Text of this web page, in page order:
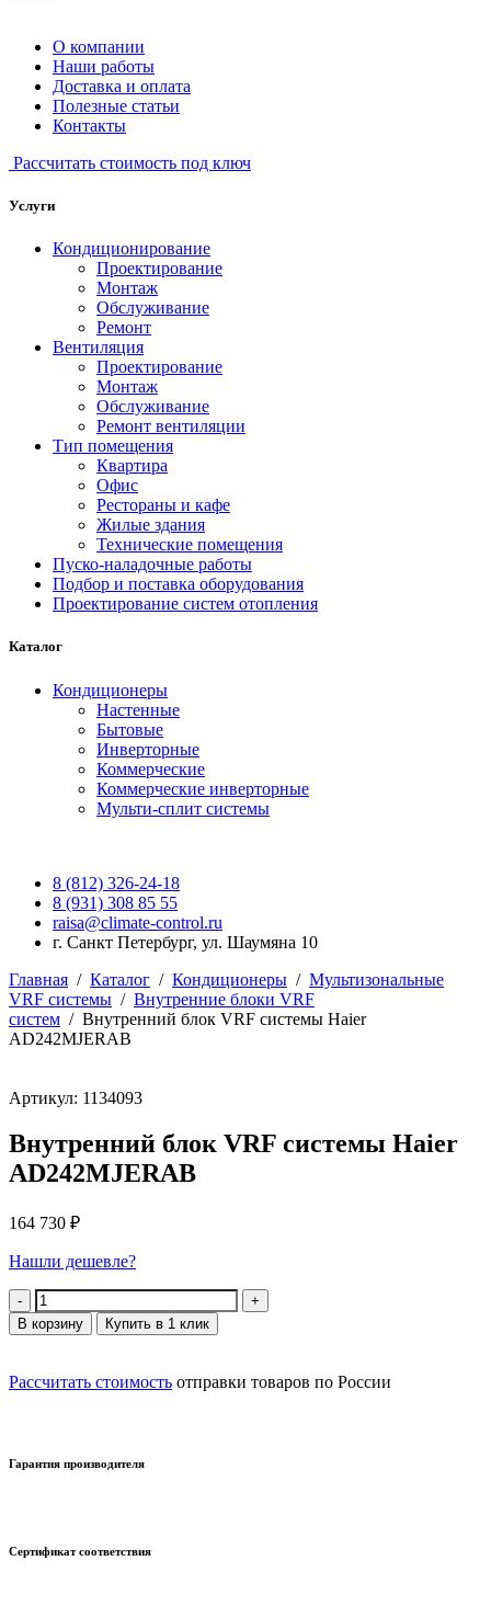
О компании
Наши работы
Доставка и оплата
Полезные статьи
Контакты
Рассчитать стоимость под ключ
Услуги
Кондиционирование
Проектирование
Монтаж
Обслуживание
Ремонт
Вентиляция
Проектирование
Монтаж
Обслуживание
Ремонт вентиляции
Тип помещения
Квартира
Офис
Рестораны и кафе
Жилые здания
Технические помещения
Пуско-наладочные работы
Подбор и поставка оборудования
Проектирование систем отопления
Каталог
Кондиционеры
Настенные
Бытовые
Инверторные
Коммерческие
Коммерческие инверторные
Мульти-сплит системы
8 (812) 326-24-18
8 (931) 308 85 55
raisa@climate-control.ru
г. Санкт Петербург, ул. Шаумяна 10
Главная / Каталог / Кондиционеры / Мультизональные
VRF системы / Внутренние блоки VRF
систем / Внутренний блок VRF системы Haier
AD242MJERAB
Артикул: 1134093
Внутренний блок VRF системы Haier
AD242MJERAB
164 730 ₽
Нашли дешевле?
Количество
В корзину Купить в 1 клик
Рассчитать стоимость отправки товаров по России
Гарантия производителя
Сертификат соответствия